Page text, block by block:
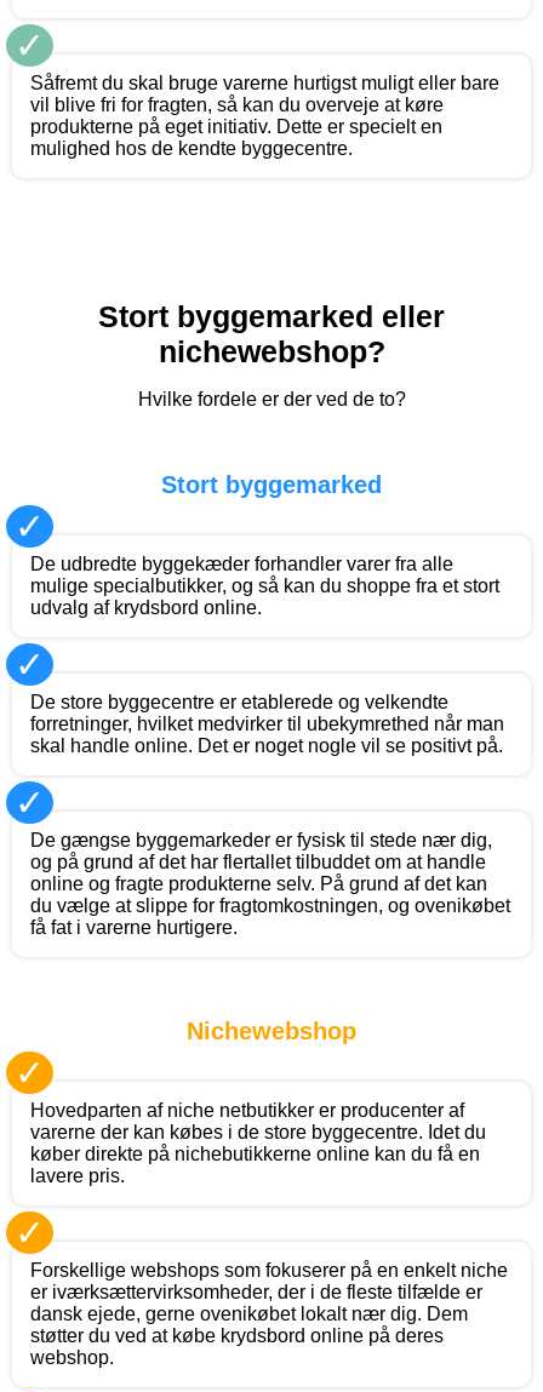
✓
Såfremt du skal bruge varerne hurtigst muligt eller bare
vil blive fri for fragten, så kan du overveje at køre
produkterne på eget initiativ. Dette er specielt en
mulighed hos de kendte byggecentre.
Stort byggemarked eller
nichewebshop?
Hvilke fordele er der ved de to?
Stort byggemarked
✓
De udbredte byggekæder forhandler varer fra alle
mulige specialbutikker, og så kan du shoppe fra et stort
udvalg af krydsbord online.
✓
De store byggecentre er etablerede og velkendte
forretninger, hvilket medvirker til ubekymrethed når man
skal handle online. Det er noget nogle vil se positivt på.
✓
De gængse byggemarkeder er fysisk til stede nær dig,
og på grund af det har flertallet tilbuddet om at handle
online og fragte produkterne selv. På grund af det kan
du vælge at slippe for fragtomkostningen, og ovenikøbet
få fat i varerne hurtigere.
Nichewebshop
✓
Hovedparten af niche netbutikker er producenter af
varerne der kan købes i de store byggecentre. Idet du
køber direkte på nichebutikkerne online kan du få en
lavere pris.
✓
Forskellige webshops som fokuserer på en enkelt niche
er iværksættervirksomheder, der i de fleste tilfælde er
dansk ejede, gerne ovenikøbet lokalt nær dig. Dem
støtter du ved at købe krydsbord online på deres
webshop.